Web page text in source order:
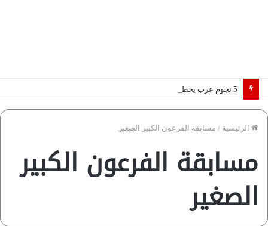
الرئيسية / مسابقة الفرعون الكبير الصغير
مسابقة الفرعون الكبير
الصغير